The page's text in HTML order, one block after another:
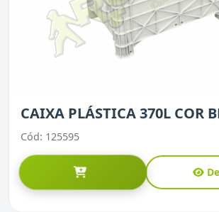
CAIXA PLÁSTICA 370L COR
Cód: 125595